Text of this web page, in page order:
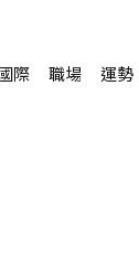
國際 職場 運勢